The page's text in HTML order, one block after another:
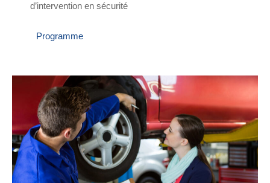
d’intervention en sécurité
Programme